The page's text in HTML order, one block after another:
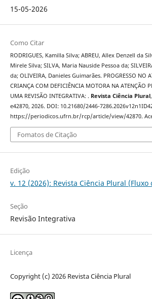
15-05-2026
Como Citar
RODRIGUES, Kamilla Silva; ABREU, Allex Denzell da
Mirele Silva; SILVA, Maria Nauside Pessoa da;
da; OLIVEIRA, Danieles Guimarães. PROGRESSO NO
CRIANÇA COM DEFICIÊNCIA MOTORA NA ATENÇÃO
UMA REVISÃO INTEGRATIVA: . Revista Ciência Plural,
e42870, 2026. DOI: 10.21680/2446-
https://periodicos.ufrn.br/rcp/article/view/42870.
Fomatos de Citação
Edição
v. 12 (2026): Revista Ciência Plural (Fluxo
Seção
Revisão Integrativa
Licença
Copyright (c) 2026 Revista Ciência Plural